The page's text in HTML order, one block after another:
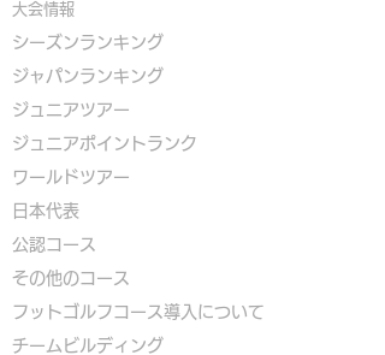
大会情報
シーズンランキング
ジャパンランキング
ジュニアツアー
ジュニアポイントランク
​ワールドツアー
​​日本代表
公認コース
​その他のコース
​ フットゴルフコース導入について
​チームビルディング